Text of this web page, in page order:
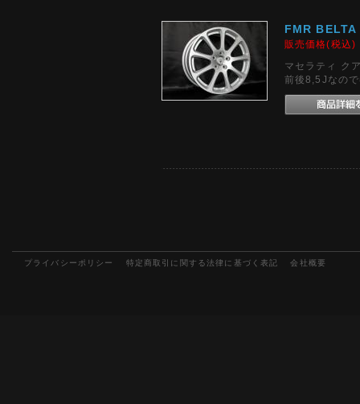
FMR
販売価格(税込
マセラティ ク
前後8,5Jなの
プライバシーポリシー 特定商取引に関する法律に基づく表記 会社概要